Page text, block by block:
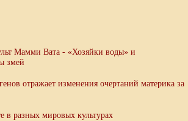
Мамми Вата - «Хозяйки воды» и
змей
отражает изменения очертаний материка за
в разных мировых культурах